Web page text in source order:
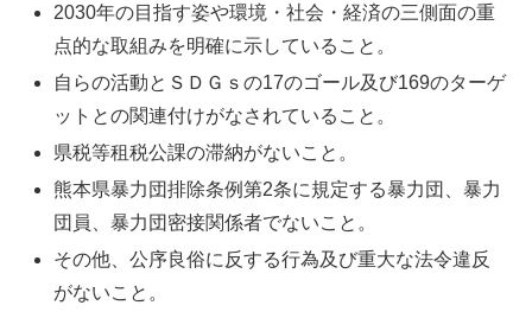
2030年の目指す姿や環境・社会・経済の三側面の重
点的な取組みを明確に示していること。
自らの活動とＳＤＧｓの17のゴール及び169のターゲ
ットとの関連付けがなされていること。
県税等租税公課の滞納がないこと。
熊本県暴力団排除条例第2条に規定する暴力団、暴力
団員、暴力団密接関係者でないこと。
その他、公序良俗に反する行為及び重大な法令違反
がないこと。